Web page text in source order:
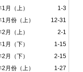
1-3
月（上）
12-31
月份（上）
2-1
月（上）
1-15
月（下）
2-15
月（下）
1-27
月份（上）